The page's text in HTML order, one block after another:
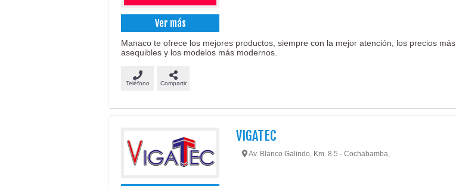
Ver más
Manaco te ofrece los mejores productos, siempre con la mejor atención, los precios más
asequibles y los modelos más modernos.
Teléfono Compartir
VIGATEC
Av. Blanco Galindo, Km. 8.5 - Cochabamba,